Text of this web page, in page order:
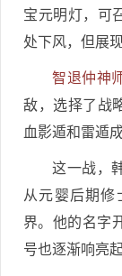
宝元明灯，可
处下风，但展
智退仲神
敌，选择了战
血影遁和雷遁
这一战，
从元婴后期修
界。他的名字
号也逐渐响亮起